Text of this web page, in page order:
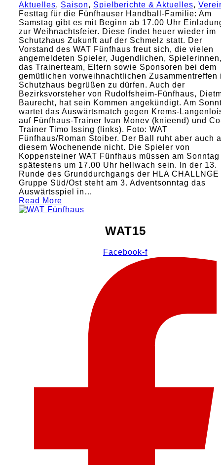
Aktuelles, Saison, Spielberichte & Aktuelles,
Festtag für die Fünfhauser Handball-Familie: Am
Samstag gibt es mit Beginn ab 17.00 Uhr
zur Weihnachtsfeier. Diese findet heuer wieder im
Schutzhaus Zukunft auf der Schmelz statt. Der
Vorstand des WAT Fünfhaus freut sich, die vielen
angemeldeten Spieler, Jugendlichen,
das Trainerteam, Eltern sowie Sponsoren bei dem
gemütlichen vorweihnachtlichen Zusammentreffen
Schutzhaus begrüßen zu dürfen. Auch der
Bezirksvorsteher von Rudolfsheim-Fünfhaus,
Baurecht, hat sein Kommen angekündigt. Am
wartet das Auswärtsmatch gegen Krems-
auf Fünfhaus-Trainer Ivan Monev (knieend) und
Trainer Timo Issing (links). Foto: WAT
Fünfhaus/Roman Stoiber. Der Ball ruht aber auch
diesem Wochenende nicht. Die Spieler von
Koppensteiner WAT Fünfhaus müssen am Sonntag
spätestens um 17.00 Uhr hellwach sein. In der 13.
Runde des Grunddurchgangs der HLA CHALLNGE
Gruppe Süd/Ost steht am 3. Adventsonntag das
Auswärtsspiel in…
Read More
WAT15
Facebook-f